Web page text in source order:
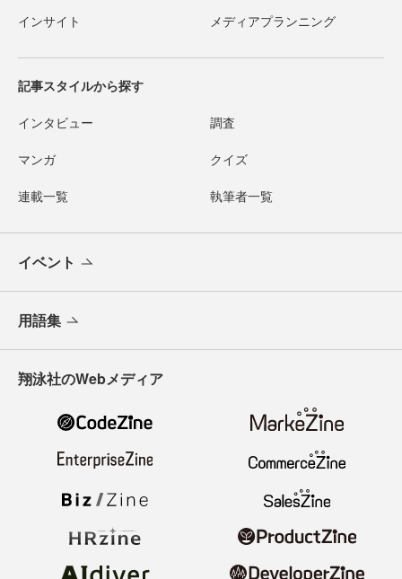
インサイト メディアプランニング
記事スタイルから探す
インタビュー 調査
マンガ クイズ
連載一覧 執筆者一覧
イベント
用語集
翔泳社のWebメディア